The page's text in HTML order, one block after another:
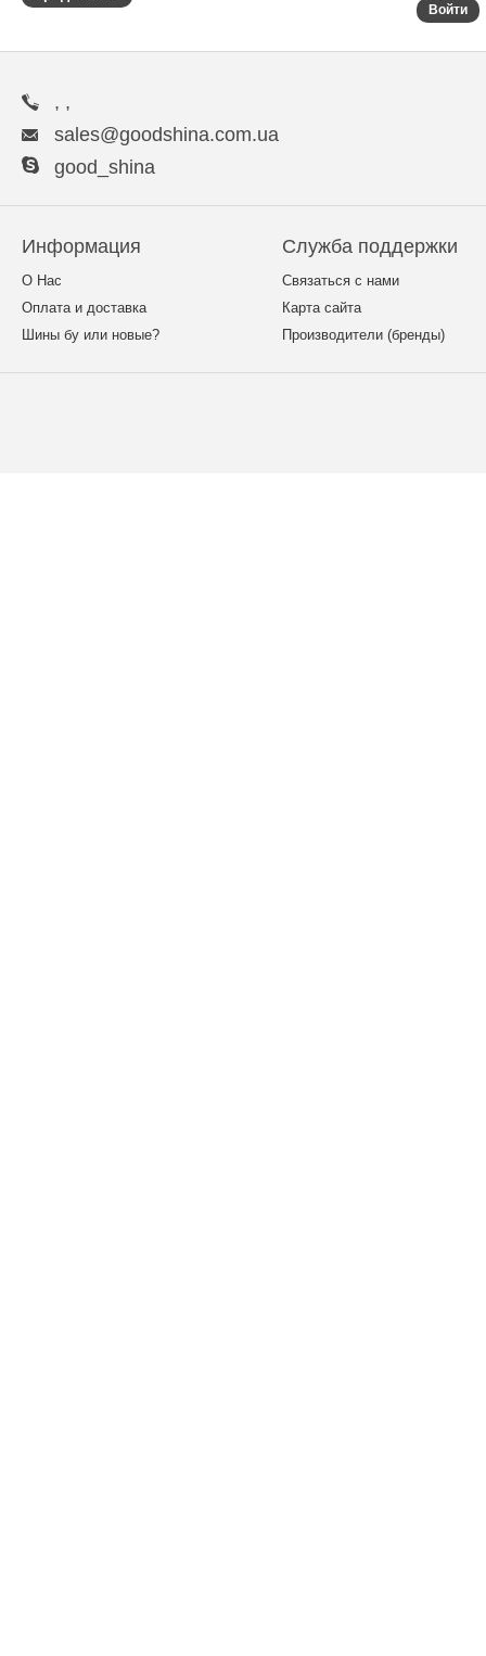
, ,
sales@goodshina.com.ua
good_shina
Информация
О Нас
Оплата и доставка
Шины бу или новые?
Служба поддержки
Связаться с нами
Карта сайта
Производители (бренды)